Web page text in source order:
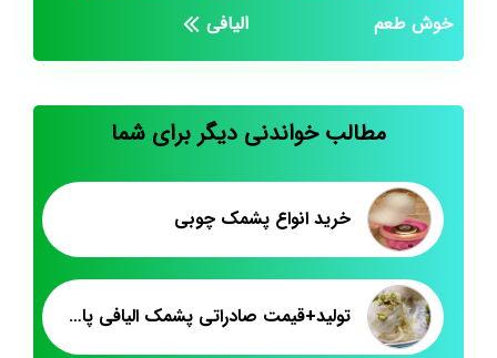
خوش طعم
الیافی
مطالب خواندنی دیگر برای شما
خرید انواع پشمک چوبی
تولید+قیمت صادراتی پشمک الیافی پاکتی